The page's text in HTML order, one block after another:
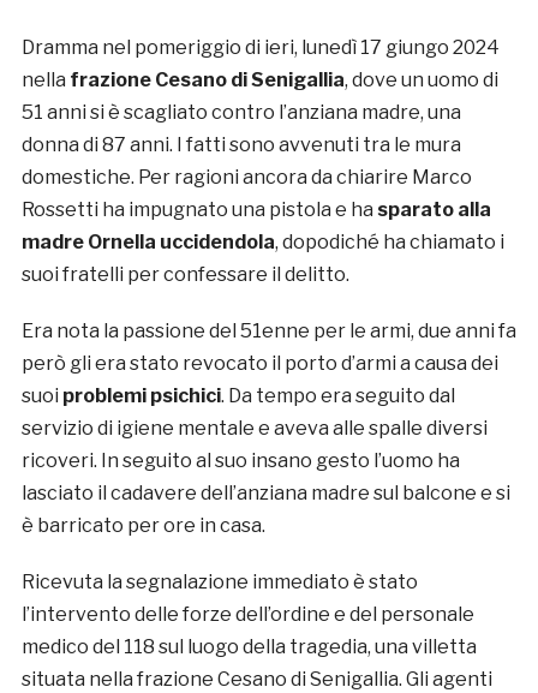
Dramma nel pomeriggio di ieri, lunedì 17 giungo 2024
nella frazione Cesano di Senigallia, dove un uomo di
51 anni si è scagliato contro l’anziana madre, una
donna di 87 anni. I fatti sono avvenuti tra le mura
domestiche. Per ragioni ancora da chiarire Marco
Rossetti ha impugnato una pistola e ha sparato alla
madre Ornella uccidendola, dopodiché ha chiamato i
suoi fratelli per confessare il delitto.
Era nota la passione del 51enne per le armi, due anni fa
però gli era stato revocato il porto d’armi a causa dei
suoi problemi psichici. Da tempo era seguito dal
servizio di igiene mentale e aveva alle spalle diversi
ricoveri. In seguito al suo insano gesto l’uomo ha
lasciato il cadavere dell’anziana madre sul balcone e si
è barricato per ore in casa.
Ricevuta la segnalazione immediato è stato
l’intervento delle forze dell’ordine e del personale
medico del 118 sul luogo della tragedia, una villetta
situata nella frazione Cesano di Senigallia. Gli agenti